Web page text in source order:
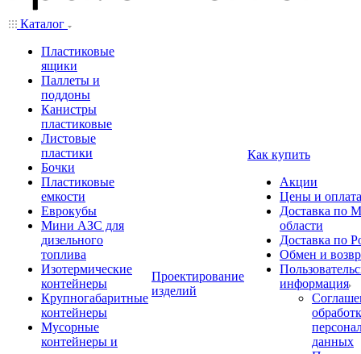
Каталог
Пластиковые
ящики
Паллеты и
поддоны
Канистры
пластиковые
Листовые
пластики
Бочки
Пластиковые
емкости
Еврокубы
Мини АЗС для
дизельного
топлива
Изотермические
контейнеры
Крупногабаритные
контейнеры
Мусорные
контейнеры и
Проектирование
изделий
Как купить
Акции
Цены и оплата
Доставка по
области
Доставка по
Обмен и
информация
данных